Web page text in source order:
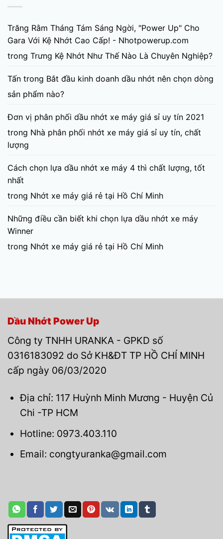
Trăng Rằm Tháng Tám Sáng Ngời, "Power Up" Cho
Gara Với Kệ Nhớt Cao Cấp! - Nhotpowerup.com
trong Trưng Kệ Nhớt Như Thế Nào Là Chuyên Nghiệp?
Tấn trong Bắt đầu kinh doanh dầu nhớt nên chọn dòng
sản phẩm nào?
Đơn vị phân phối dầu nhớt xe máy giá sỉ uy tín 2021
trong Nhà phân phối nhớt xe máy giá sỉ uy tín, chất
lượng
Cách chọn lựa dầu nhớt xe máy 4 thì chất lượng, tốt
nhất
trong Nhớt xe máy giá rẻ tại Hồ Chí Minh
Những điều cần biết khi chọn lựa dầu nhớt xe máy
Winner
trong Nhớt xe máy giá rẻ tại Hồ Chí Minh
Dầu Nhớt Power Up
Công ty TNHH URANKA - GPKD số
0316183092 do Sở KH&ĐT TP HỒ CHÍ MINH
cấp ngày 06/03/2020
Địa chỉ: 117 Huỳnh Minh Mương - Huyện Củ
Chi -TP HCM
Hotline: 0973.403.110
Email: congtyuranka@gmail.com